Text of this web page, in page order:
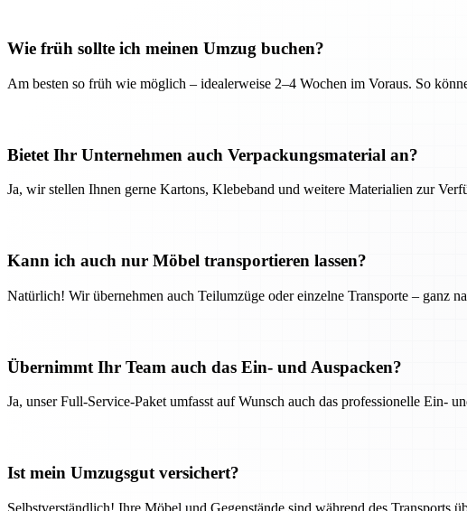
Wie früh sollte ich meinen Umzug buchen?
Am besten so früh wie möglich – idealerweise 2–4 Wochen im Voraus. So
Bietet Ihr Unternehmen auch Verpackungsmaterial an?
Ja, wir stellen Ihnen gerne Kartons, Klebeband und weitere Materialien zur
Kann ich auch nur Möbel transportieren lassen?
Natürlich! Wir übernehmen auch Teilumzüge oder einzelne Transporte – ganz
Übernimmt Ihr Team auch das Ein- und Auspacken?
Ja, unser Full-Service-Paket umfasst auf Wunsch auch das professionelle Ein-
Ist mein Umzugsgut versichert?
Selbstverständlich! Ihre Möbel und Gegenstände sind während des Transports